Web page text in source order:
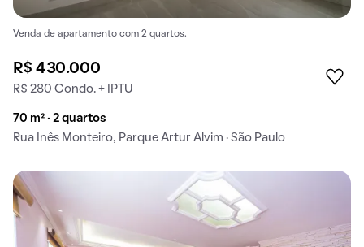
Venda de apartamento com 2 quartos.
R$ 430.000
R$ 280 Condo. + IPTU
70 m² · 2 quartos
Rua Inês Monteiro, Parque Artur Alvim · São Paulo